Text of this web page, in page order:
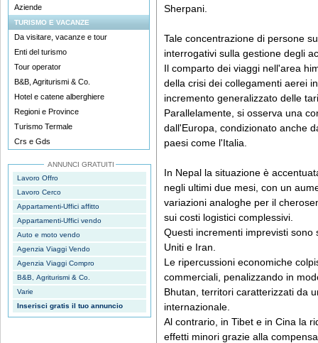
Aziende
TURISMO E VACANZE
Da visitare, vacanze e tour
Enti del turismo
Tour operator
B&B, Agriturismi & Co.
Hotel e catene alberghiere
Regioni e Province
Turismo Termale
Crs e Gds
ANNUNCI GRATUITI
Lavoro Offro
Lavoro Cerco
Appartamenti-Uffici affitto
Appartamenti-Uffici vendo
Auto e moto vendo
Agenzia Viaggi Vendo
Agenzia Viaggi Compro
B&B, Agriturismi & Co.
Varie
Inserisci gratis il tuo annuncio
Sherpani.
Tale concentrazione di persone
interrogativi sulla gestione degli
Il comparto dei viaggi nell'area
della crisi dei collegamenti aerei
incremento generalizzato delle
Parallelamente, si osserva una
dall'Europa, condizionato anche
paesi come l'Italia.
In Nepal la situazione è
negli ultimi due mesi, con un
variazioni analoghe per il
sui costi logistici complessivi.
Questi incrementi imprevisti
Uniti e Iran.
Le ripercussioni economiche
commerciali, penalizzando in
Bhutan, territori caratterizzati da
internazionale.
Al contrario, in Tibet e in Cina la
effetti minori grazie alla